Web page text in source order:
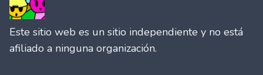
Este sitio web es un sitio independiente y no está
afiliado a ninguna organización.